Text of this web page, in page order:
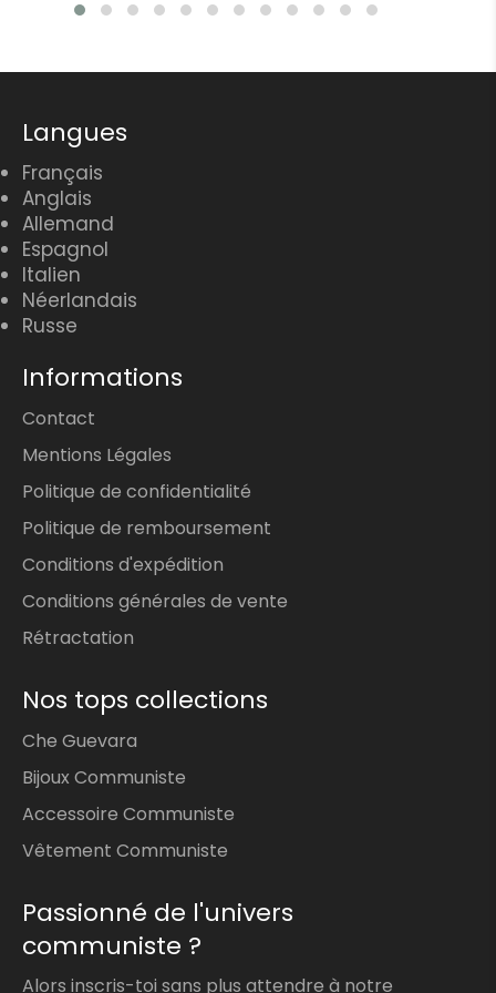
Langues
Français
Anglais
Allemand
Espagnol
Italien
Néerlandais
Russe
Informations
Contact
Mentions Légales
Politique de confidentialité
Politique de remboursement
Conditions d'expédition
Conditions générales de vente
Rétractation
Nos tops collections
Che Guevara
Bijoux Communiste
Accessoire Communiste
Vêtement Communiste
Passionné de l'univers
communiste ?
Alors inscris-toi sans plus attendre à notre